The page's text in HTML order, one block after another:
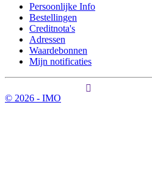
Persoonlijke Info
Bestellingen
Creditnota's
Adressen
Waardebonnen
Mijn notificaties
© 2026 - IMO